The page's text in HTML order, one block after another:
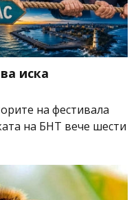
иска
на фестивала
на БНТ вече шести